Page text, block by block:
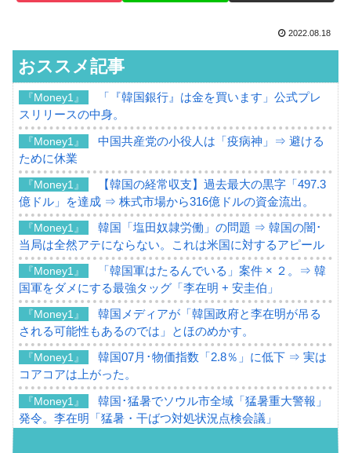
2022.08.18
おススメ記事
『Money1』
「『韓国銀行』は金を買います」公式プレ
スリリースの中身。
『Money1』
中国共産党の小役人は「疫病神」⇒ 避ける
ために休業
『Money1』
【韓国の経常収支】過去最大の黒字「497.3
億ドル」を達成 ⇒ 株式市場から316億ドルの資金流出。
『Money1』
韓国「塩田奴隷労働」の問題 ⇒ 韓国の闇･
当局は全然アテにならない。これは米国に対するアピール
『Money1』
「韓国軍はたるんでいる」案件 × ２。⇒ 韓
国軍をダメにする最強タッグ「李在明 + 安圭伯」
『Money1』
韓国メディアが「韓国政府と李在明が吊る
される可能性もあるのでは」とほのめかす。
『Money1』
韓国07月･物価指数「2.8％」に低下 ⇒ 実は
コアコアは上がった。
『Money1』
韓国･猛暑でソウル市全域「猛暑重大警報」
発令。李在明「猛暑・干ばつ対処状況点検会議」